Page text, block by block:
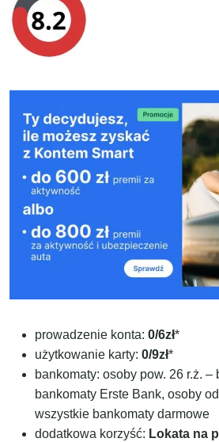
prowadzenie konta:0/6zł*
użytkowanie karty:0/9zł*
bankomaty: osoby pow. 26 r.ż. –
bankomaty Erste Bank, osoby
wszystkie bankomaty darmowe
dodatkowa korzyść: Lokata na